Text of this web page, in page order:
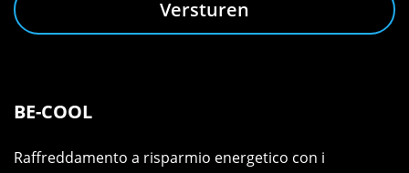
Versturen
BE-COOL
Raffreddamento a risparmio energetico con i